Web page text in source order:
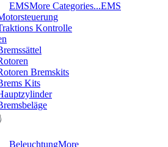
EMSMore Categories...EMS
Kontrolle
Bremskits
Kits
BeleuchtungMore